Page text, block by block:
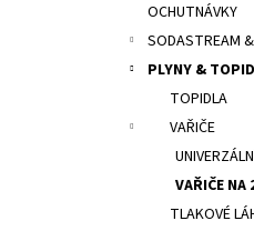
OCHUTNÁVKY
SODASTREAM
PLYNY &
TOPIDLA
VAŘIČE
VAŘIČE NA
TLAKOVÉ
POTÁPĚČSKÁ
1 390 Kč